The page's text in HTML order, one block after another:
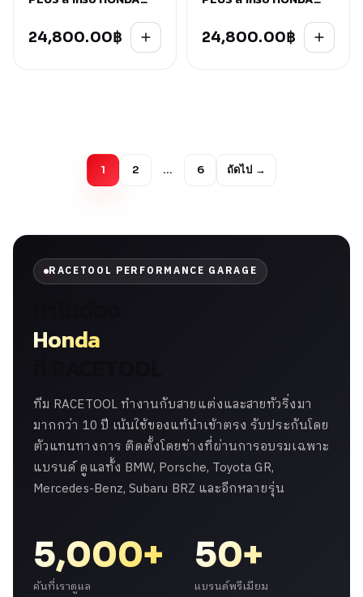
24,800.00฿
24,800.00฿
1 2 … 6 ถัดไป →
RACETOOL PERFORMANCE GARAGE
Honda
ทีม RACETOOL ทำงานกับสายแต่งและสายทัวริ่งมา
มากกว่า 10 ปี เน้นใช้ของแท้นำเข้าตรง รับประกันโดย
ตัวแทนทางการ ติดตั้งโดยช่างที่ผ่านการอบรมเฉพาะ
แบรนด์ ดูแลทั้ง BMW, Porsche, Toyota GR,
Mercedes-Benz, Subaru BRZ และอีกหลายรุ่น
5,000+
คันที่เราดูแล
50+
แบรนด์พรีเมียม